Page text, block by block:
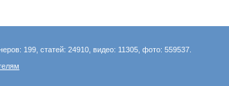
199, статей: 24910, видео: 11305, фото: 559537.